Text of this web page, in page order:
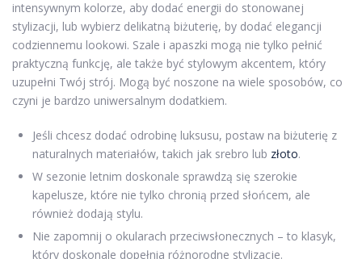
intensywnym kolorze, aby dodać energii do stonowanej
stylizacji, lub wybierz delikatną biżuterię, by dodać elegancji
codziennemu lookowi. Szale i apaszki mogą nie tylko pełnić
praktyczną funkcję, ale także być stylowym akcentem, który
uzupełni Twój strój. Mogą być noszone na wiele sposobów, co
czyni je bardzo uniwersalnym dodatkiem.
Jeśli chcesz dodać odrobinę luksusu, postaw na biżuterię z
naturalnych materiałów, takich jak srebro lub złoto.
W sezonie letnim doskonale sprawdzą się szerokie
kapelusze, które nie tylko chronią przed słońcem, ale
również dodają stylu.
Nie zapomnij o okularach przeciwsłonecznych – to klasyk,
który doskonale dopełnia różnorodne stylizacje.